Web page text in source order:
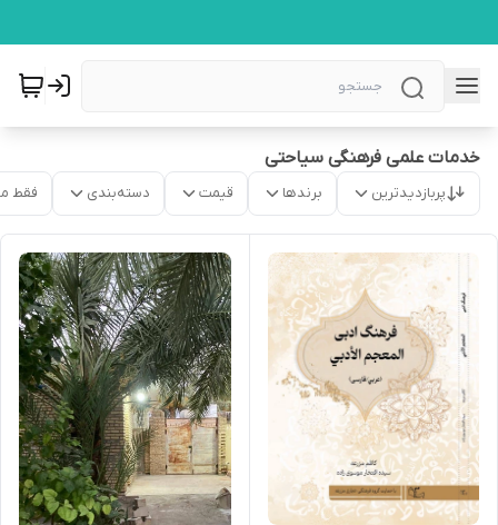
خدمات علمی فرهنگی سیاحتی
پربازدیدترین برندها قیمت دسته‌بندی فقط